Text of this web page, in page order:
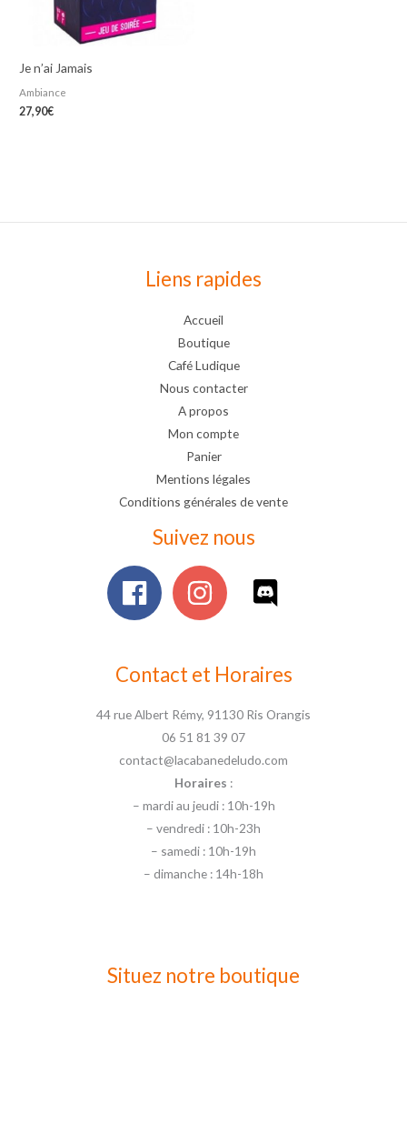
Je n’ai Jamais
Ambiance
27,90€
Liens rapides
Accueil
Boutique
Café Ludique
Nous contacter
A propos
Mon compte
Panier
Mentions légales
Conditions générales de vente
Suivez nous
Contact et Horaires
44 rue Albert Rémy, 91130 Ris Orangis
06 51 81 39 07
contact@lacabanedeludo.com
Horaires :
– mardi au jeudi : 10h-19h
– vendredi : 10h-23h
– samedi : 10h-19h
– dimanche : 14h-18h
Situez notre boutique